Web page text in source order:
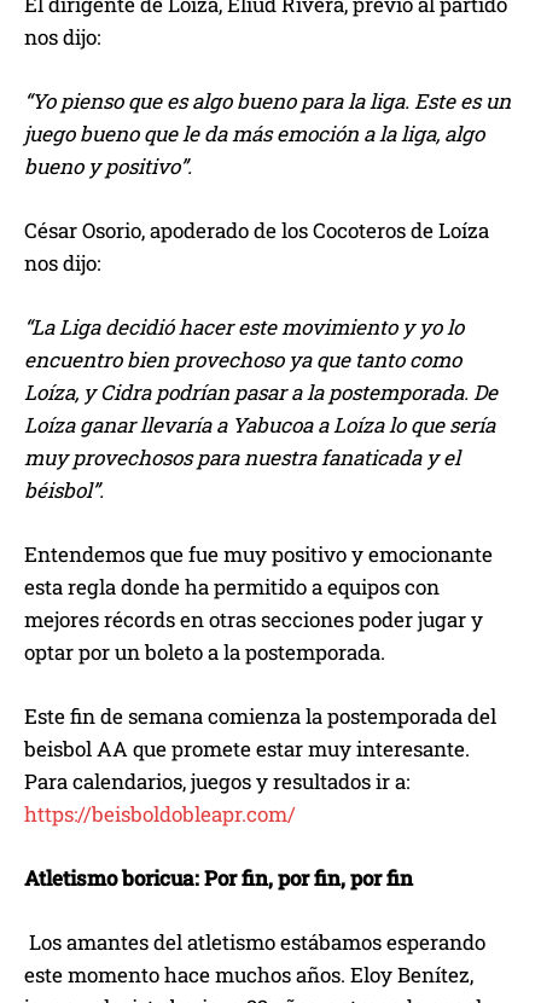
nos dijo:
“Yo pienso que es algo bueno para la liga. Este es un
juego bueno que le da más emoción a la liga, algo
bueno y positivo”.
César Osorio, apoderado de los Cocoteros de Loíza
nos dijo:
“La Liga decidió hacer este movimiento y yo lo
encuentro bien provechoso ya que tanto como
Loíza, y Cidra podrían pasar a la postemporada. De
Loíza ganar llevaría a Yabucoa a Loíza lo que sería
muy provechosos para nuestra fanaticada y el
béisbol”.
Entendemos que fue muy positivo y emocionante
esta regla donde ha permitido a equipos con
mejores récords en otras secciones poder jugar y
optar por un boleto a la postemporada.
Este fin de semana comienza la postemporada del
beisbol AA que promete estar muy interesante.
Para calendarios, juegos y resultados ir a:
https://beisboldobleapr.com/
Atletismo boricua: Por fin, por fin, por fin
Los amantes del atletismo estábamos esperando
este momento hace muchos años. Eloy Benítez,